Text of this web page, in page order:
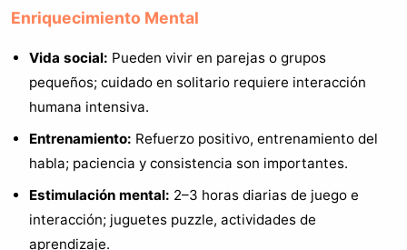
Enriquecimiento Mental
Vida social: Pueden vivir en parejas o grupos
pequeños; cuidado en solitario requiere interacción
humana intensiva.
Entrenamiento: Refuerzo positivo, entrenamiento del
habla; paciencia y consistencia son importantes.
Estimulación mental: 2–3 horas diarias de juego e
interacción; juguetes puzzle, actividades de
aprendizaje.